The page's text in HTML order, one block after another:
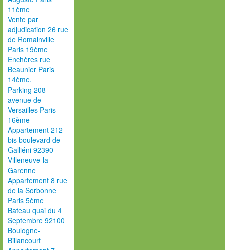
11ème
Vente par
adjudication 26 rue
de Romainville
Paris 19ème
Enchères rue
Beaunier Paris
14ème.
Parking 208
avenue de
Versailles Paris
16ème
Appartement 212
bis boulevard de
Galliéni 92390
Villeneuve-la-
Garenne
Appartement 8 rue
de la Sorbonne
Paris 5ème
Bateau quai du 4
Septembre 92100
Boulogne-
Billancourt